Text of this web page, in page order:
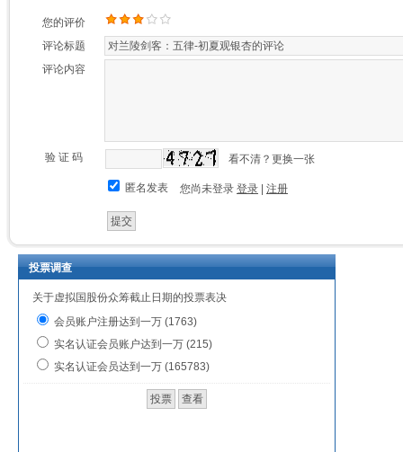
您的评价
评论标题
评论内容
验 证 码 看不清？更换一张
匿名发表 您尚未登录 登录 注册
投票调查
关于虚拟国股份众筹截止日期的投票表决
会员账户注册达到一万 (1763)
实名认证会员账户达到一万 (215)
实名认证会员达到一万 (165783)